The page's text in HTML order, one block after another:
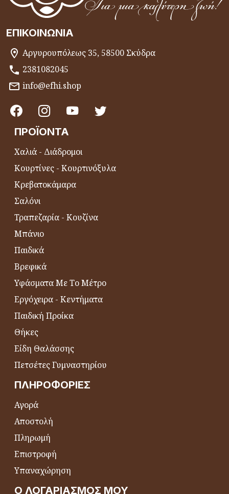
ΕΠΙΚΟΙΝΩΝΊΑ
Αργυρουπόλεως 35, 58500 Σκύδρα
2381082045
info@efhi.shop
ΠΡΟΪΌΝΤΑ
Χαλιά - Διάδρομοι
Κουρτίνες - Κουρτινόξυλα
Κρεβατοκάμαρα
Σαλόνι
Τραπεζαρία - Κουζίνα
Μπάνιο
Παιδικά
Βρεφικά
Υφάσματα Με Το Μέτρο
Εργόχειρα - Κεντήματα
Παιδική Προίκα
Θήκες
Είδη Θαλάσσης
Πετσέτες Γυμναστηρίου
ΠΛΗΡΟΦΟΡΊΕΣ
Αγορά
Αποστολή
Πληρωμή
Επιστροφή
Υπαναχώρηση
Ο ΛΟΓΑΡΙΑΣΜΌΣ ΜΟΥ